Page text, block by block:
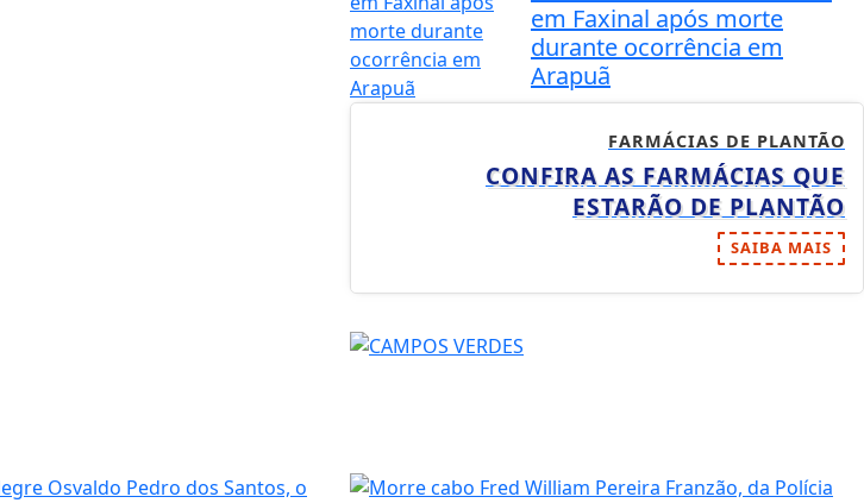
em Faxinal após morte
durante ocorrência em
Arapuã
FARMÁCIAS DE PLANTÃO
CONFIRA AS FARMÁCIAS QUE
ESTARÃO DE PLANTÃO
SAIBA MAIS